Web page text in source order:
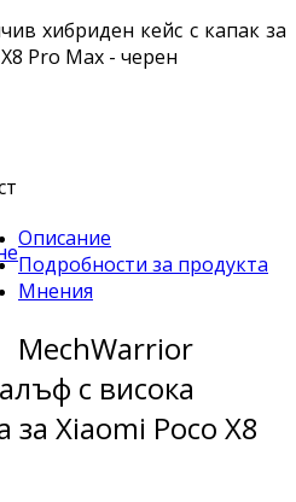
хибриден кейс с капак за
Pro Max - черен
Описание
Подробности за продукта
Мнения
MechWarrior
с висока
Xiaomi Poco X8